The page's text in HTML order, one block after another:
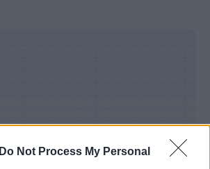
Do Not Process My Personal